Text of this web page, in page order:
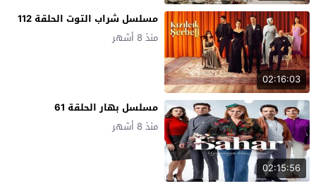
02:16:03
مسلسل شراب التوت الحلقة 112
منذ 8 أشهر
02:15:56
مسلسل بهار الحلقة 61
منذ 8 أشهر